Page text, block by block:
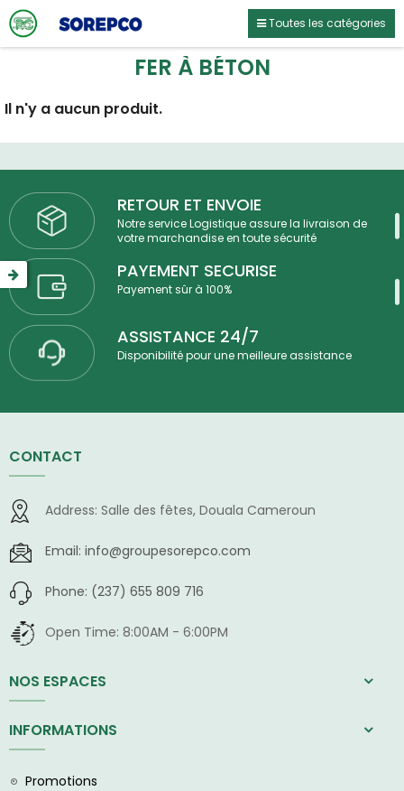
Toutes les catégories
FER À BÉTON
Il n'y a aucun produit.
RETOUR ET ENVOIE
Notre service Logistique assure la livraison de
votre marchandise en toute sécurité
PAYEMENT SECURISE
Payement sûr à 100%
ASSISTANCE 24/7
Disponibilité pour une meilleure assistance
CONTACT
Address: Salle des fêtes, Douala Cameroun
Email: info@groupesorepco.com
Phone: (237) 655 809 716
Open Time: 8:00AM - 6:00PM
NOS ESPACES
INFORMATIONS
Promotions